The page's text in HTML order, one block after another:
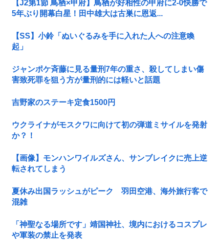
【J2第1節 鳥栖×甲府】鳥栖が好相性の甲府に2-0快勝で
5年ぶり開幕白星！田中雄大は古巣に恩返...
【SS】小鈴「ぬいぐるみを手に入れた人への注意喚
起」
ジャンポケ斉藤に見る量刑7年の重さ、殺してしまい傷
害致死罪を狙う方が量刑的には軽いと話題
吉野家のステーキ定食1500円
ウクライナがモスクワに向けて初の弾道ミサイルを発射
か？！
【画像】モンハンワイルズさん、サンブレイクに売上逆
転されてしまう
夏休み出国ラッシュがピーク 羽田空港、海外旅行客で
混雑
「神聖なる場所です」靖国神社、境内におけるコスプレ
や軍装の禁止を発表